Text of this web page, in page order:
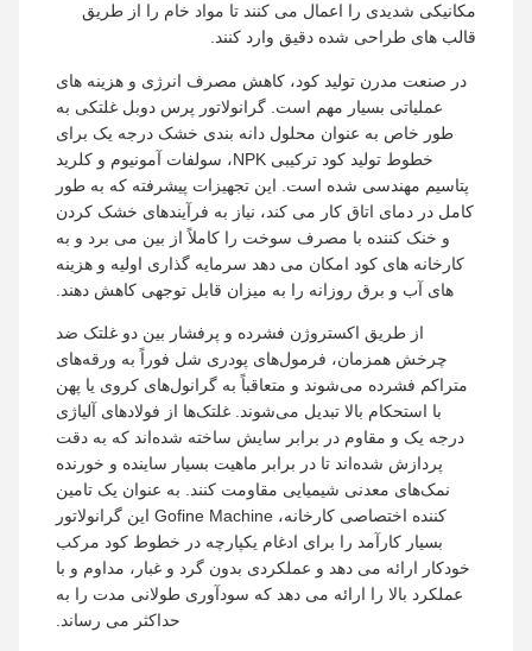
مکانیکی شدیدی را اعمال می کنند تا مواد خام را از طریق
قالب های طراحی شده دقیق وارد کنند.
در صنعت مدرن تولید کود، کاهش مصرف انرژی و هزینه های
عملیاتی بسیار مهم است. گرانولاتور پرس دوبل غلتکی به
طور خاص به عنوان محلول دانه بندی خشک درجه یک برای
خطوط تولید کود ترکیبی NPK، سولفات آمونیوم و کلرید
پتاسیم مهندسی شده است. این تجهیزات پیشرفته که به طور
کامل در دمای اتاق کار می کند، نیاز به فرآیندهای خشک کردن
و خنک کننده با مصرف سوخت را کاملاً از بین می برد و به
کارخانه های کود امکان می دهد سرمایه گذاری اولیه و هزینه
های آب و برق روزانه را به میزان قابل توجهی کاهش دهند.
از طریق اکستروژن فشرده و پرفشار بین دو غلتک ضد
چرخش همزمان، فرمول‌های پودری شل فوراً به ورقه‌های
متراکم فشرده می‌شوند و متعاقباً به گرانول‌های کروی یا پهن
با استحکام بالا تبدیل می‌شوند. غلتک‌ها از فولادهای آلیاژی
درجه یک و مقاوم در برابر سایش ساخته شده‌اند که به دقت
پردازش شده‌اند تا در برابر ماهیت بسیار ساینده و خورنده
نمک‌های معدنی شیمیایی مقاومت کنند. به عنوان یک تامین
کننده اختصاصی کارخانه، Gofine Machine این گرانولاتور
بسیار کارآمد را برای ادغام یکپارچه در خطوط کود مرکب
خودکار ارائه می دهد و عملکردی بدون گرد و غبار، مداوم و با
عملکرد بالا را ارائه می دهد که سودآوری طولانی مدت را به
حداکثر می رساند.